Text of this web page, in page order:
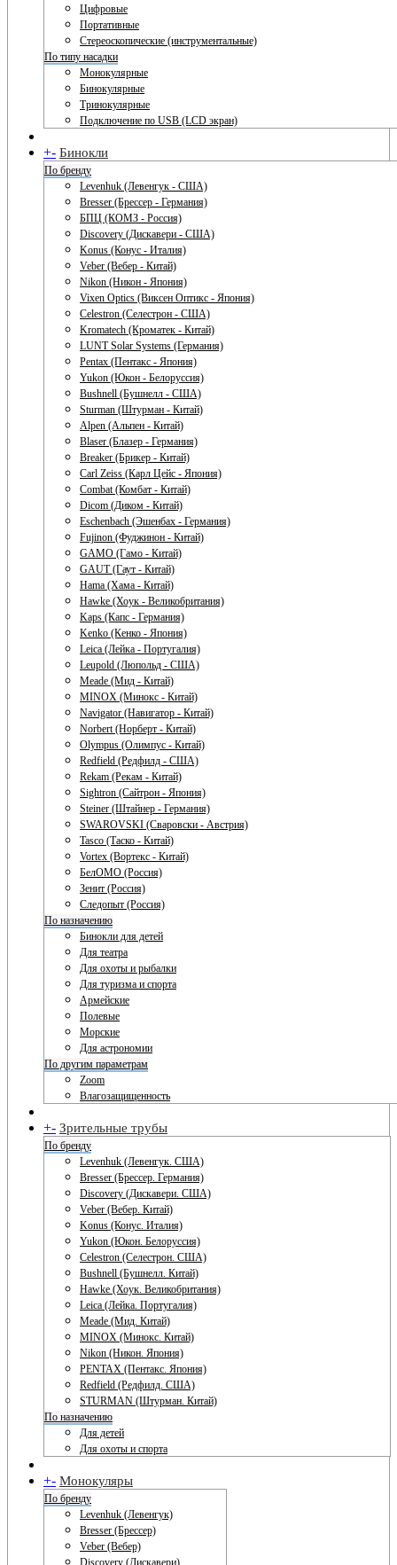
Цифровые
Портативные
Стереоскопические (инструментальные)
По типу насадки
Монокулярные
Бинокулярные
Тринокулярные
Подключение по USB (LCD экран)
+- Бинокли
По бренду
Levenhuk (Левенгук - США)
Bresser (Брессер - Германия)
БПЦ (КОМЗ - Россия)
Discovery (Дискавери - США)
Konus (Конус - Италия)
Veber (Вебер - Китай)
Nikon (Никон - Япония)
Vixen Optics (Виксен Оптикс - Япония)
Celestron (Селестрон - США)
Kromatech (Кроматек - Китай)
LUNT Solar Systems (Германия)
Pentax (Пентакс - Япония)
Yukon (Юкон - Белоруссия)
Bushnell (Бушнелл - США)
Sturman (Штурман - Китай)
Alpen (Альпен - Китай)
Blaser (Блазер - Германия)
Breaker (Брикер - Китай)
Carl Zeiss (Карл Цейс - Япония)
Combat (Комбат - Китай)
Dicom (Диком - Китай)
Eschenbach (Эшенбах - Германия)
Fujinon (Фуджинон - Китай)
GAMO (Гамо - Китай)
GAUT (Гаут - Китай)
Hama (Хама - Китай)
Hawke (Хоук - Великобритания)
Kaps (Капс - Германия)
Kenko (Кенко - Япония)
Leica (Лейка - Португалия)
Leupold (Люпольд - США)
Meade (Мид - Китай)
MINOX (Минокс - Китай)
Navigator (Навигатор - Китай)
Norbert (Норберт - Китай)
Olympus (Олимпус - Китай)
Redfield (Редфилд - США)
Rekam (Рекам - Китай)
Sightron (Сайтрон - Япония)
Steiner (Штайнер - Германия)
SWAROVSKI (Сваровски - Австрия)
Tasco (Таско - Китай)
Vortex (Вортекс - Китай)
БелОМО (Россия)
Зенит (Россия)
Следопыт (Россия)
По назначению
Бинокли для детей
Для театра
Для охоты и рыбалки
Для туризма и спорта
Армейские
Полевые
Морские
Для астрономии
По другим параметрам
Zoom
Влагозащищенность
+- Зрительные трубы
По бренду
Levenhuk (Левенгук. США)
Bresser (Брессер. Германия)
Discovery (Дискавери. США)
Veber (Вебер. Китай)
Konus (Конус. Италия)
Yukon (Юкон. Белоруссия)
Celestron (Селестрон. США)
Bushnell (Бушнелл. Китай)
Hawke (Хоук. Великобритания)
Leica (Лейка. Португалия)
Meade (Мид. Китай)
MINOX (Минокс. Китай)
Nikon (Никон. Япония)
PENTAX (Пентакс. Япония)
Redfield (Редфилд. США)
STURMAN (Штурман. Китай)
По назначению
Для детей
Для охоты и спорта
+- Монокуляры
По бренду
Levenhuk (Левенгук)
Bresser (Брессер)
Veber (Вебер)
Discovery (Дискавери)